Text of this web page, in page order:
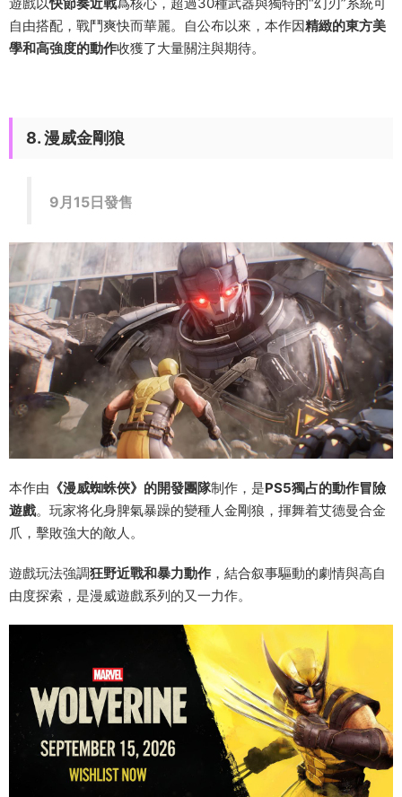
自由搭配，戰鬥爽快而華麗。自公布以來，本作因精緻的東方美
學和高強度的動作收獲了大量關注與期待。
8. 漫威金剛狼
9月15日發售
本作由 《漫威蜘蛛俠》的開發團隊制作，是PS5獨占的動作冒險
遊戲。玩家将化身脾氣暴躁的變種人金剛狼，揮舞着艾德曼合金
爪，擊敗強大的敵人。
遊戲玩法強調狂野近戰和暴力動作 ，結合叙事驅動的劇情與高自
由度探索，是漫威遊戲系列的又一力作。